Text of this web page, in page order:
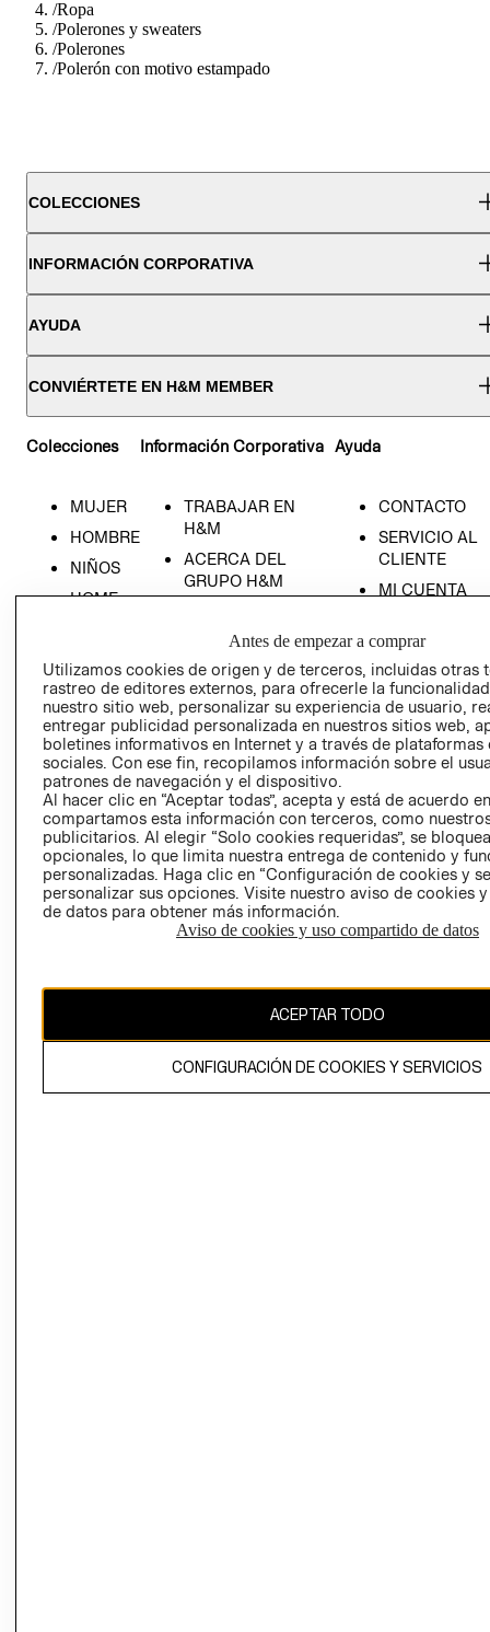
/Ropa
/Polerones y sweaters
/Polerones
/Polerón con motivo estampado
COLECCIONES
INFORMACIÓN CORPORATIVA
AYUDA
CONVIÉRTETE EN H&M MEMBER
Colecciones
MUJER
HOMBRE
NIÑOS
HOME
Información Corporativa
TRABAJAR EN
H&M
ACERCA DEL
GRUPO H&M
SOCIAL
PRENSA
RELACIÓN CON
INVERSIONISTAS
POLÍTICA
EMPRESARIAL
Ayuda
CONTACTO
SERVICIO AL
CLIENTE
MI CUENTA
TIENDAS
- RETIRO EN
TIENDA
TÉRMINOS Y
CONDICIONES
AVISO DE
PRIVACIDAD
GIFT CARD
AVISO DE
COOKIES
CAMBIAR REGIÓN
Antes de empezar a comprar
Utilizamos cookies de origen y de terceros, incluidas otras
rastreo de editores externos, para ofrecerle la
nuestro sitio web, personalizar su experiencia de usuario,
entregar publicidad personalizada en nuestros sitios web,
boletines informativos en Internet y a través de plataformas
sociales. Con ese fin, recopilamos información sobre el
patrones de navegación y el dispositivo.
Al hacer clic en “Aceptar todas”, acepta y está de acuerdo
compartamos esta información con terceros, como
publicitarios. Al elegir “Solo cookies requeridas”, se
opcionales, lo que limita nuestra entrega de contenido y
personalizadas. Haga clic en “Configuración de cookies y
personalizar sus opciones. Visite nuestro aviso de cookies
de datos para obtener más información.
Aviso de cookies y uso compartido de datos
ACEPTAR TODO
CONFIGURACIÓN DE COOKIES Y SERVICIOS